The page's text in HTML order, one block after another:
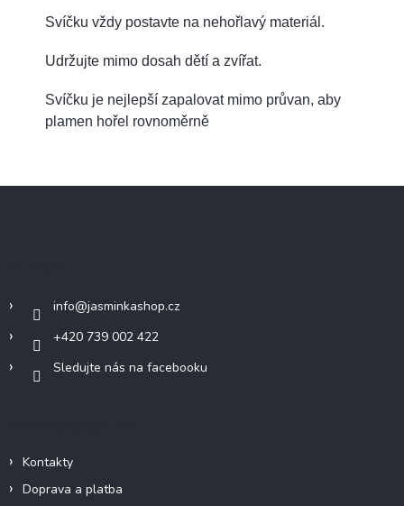
Svíčku vždy postavte na nehořlavý materiál.
Udržujte mimo dosah dětí a zvířat.
Svíčku je nejlepší zapalovat mimo průvan, aby
plamen hořel rovnoměrně
info@jasminkashop.cz
+420 739 002 422
Sledujte nás na facebooku
Kontakty
Doprava a platba